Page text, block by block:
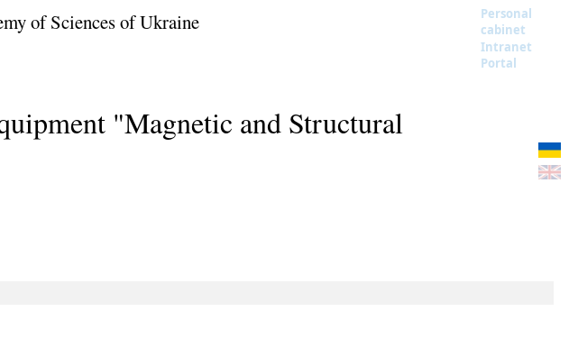
of Sciences of Ukraine
Personal
cabinet
Intranet
Portal
"Magnetic and Structural